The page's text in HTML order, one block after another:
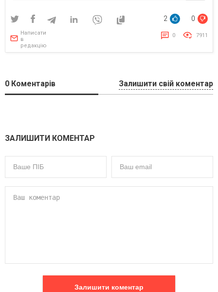
2 0
Написати
в
редакцію
0 7911
0 Коментарів Залишити свій коментар
ЗАЛИШИТИ КОМЕНТАР
Залишити коментар